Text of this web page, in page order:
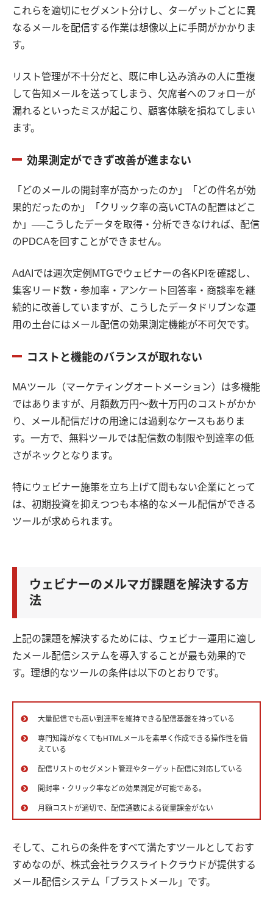
これらを適切にセグメント分けし、ターゲットごとに異
なるメールを配信する作業は想像以上に手間がかかりま
す。
リスト管理が不十分だと、既に申し込み済みの人に重複
して告知メールを送ってしまう、欠席者へのフォローが
漏れるといったミスが起こり、顧客体験を損ねてしまい
ます。
効果測定ができず改善が進まない
「どのメールの開封率が高かったのか」「どの件名が効
果的だったのか」「クリック率の高いCTAの配置はどこ
か」──こうしたデータを取得・分析できなければ、配信
のPDCAを回すことができません。
AdAIでは週次定例MTGでウェビナーの各KPIを確認し、
集客リード数・参加率・アンケート回答率・商談率を継
続的に改善していますが、こうしたデータドリブンな運
用の土台にはメール配信の効果測定機能が不可欠です。
コストと機能のバランスが取れない
MAツール（マーケティングオートメーション）は多機能
ではありますが、月額数万円〜数十万円のコストがかか
り、メール配信だけの用途には過剰なケースもありま
す。一方で、無料ツールでは配信数の制限や到達率の低
さがネックとなります。
特にウェビナー施策を立ち上げて間もない企業にとって
は、初期投資を抑えつつも本格的なメール配信ができる
ツールが求められます。
ウェビナーのメルマガ課題を解決する方
法
上記の課題を解決するためには、ウェビナー運用に適し
たメール配信システムを導入することが最も効果的で
す。理想的なツールの条件は以下のとおりです。
大量配信でも高い到達率を維持できる配信基盤を持っている
専門知識がなくてもHTMLメールを素早く作成できる操作性を備
えている
配信リストのセグメント管理やターゲット配信に対応している
開封率・クリック率などの効果測定が可能である。
月額コストが適切で、配信通数による従量課金がない
そして、これらの条件をすべて満たすツールとしておす
すめなのが、株式会社ラクスライトクラウドが提供する
メール配信システム「ブラストメール」です。